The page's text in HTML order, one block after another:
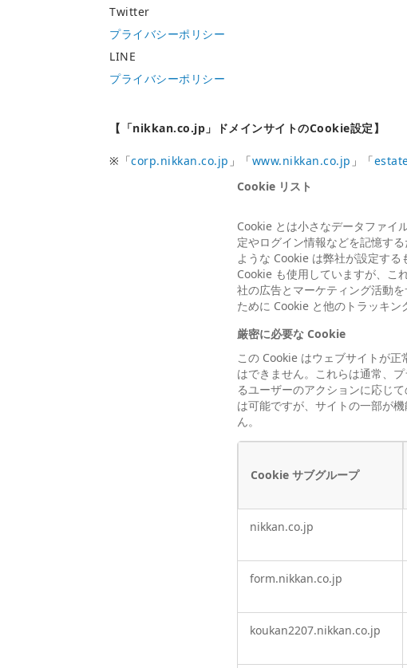
Twitter
プライバシーポリシー
LINE
プライバシーポリシー
【「nikkan.co.jp」ドメインサイトのCookie設定】
※「corp.nikkan.co.jp 」「www.nikkan.co.jp 」「
Cookie リスト
Cookie とは小さなデータファイ
定やログイン情報などを記憶す
ような Cookie は弊社が設定す
Cookie も使用していますが、こ
社の広告とマーケティング活動
ために Cookie と他のトラッキン
厳密に必要な Cookie
この Cookie はウェブサイトが
はできません。これらは通常、
るユーザーのアクションに応じ
は可能ですが、サイトの一部が
ん。
Cookie
Cookie サブグループ
nikkan.co.jp
form.nikkan.co.jp
koukan2207.nikkan.co.jp